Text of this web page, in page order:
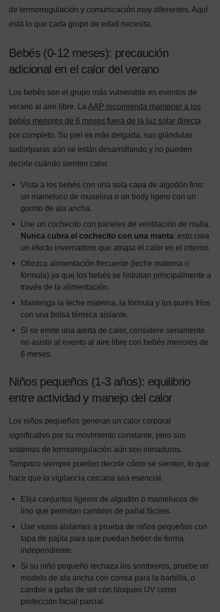
de termorregulación y comunicación muy diferentes. Aquí
está lo que cada grupo de edad necesita.
Bebés (0-12 meses): precaución
adicional en el calor del verano
Los bebés son el grupo más vulnerable en eventos de
verano al aire libre. La AAP recomienda mantener a los
bebés menores de 6 meses fuera de la luz solar directa
por completo. Su piel es más delgada, sus glándulas
sudoríparas aún se están desarrollando y no pueden
decirle cuándo sienten calor.
Vista a los bebés con una sola capa de algodón fino:
un mameluco de muselina o un body ligero con un
gorrito de ala ancha.
Use un cochecito con paneles de ventilación de malla.
Nunca cubra el cochecito con una manta: esto crea
un efecto invernadero que atrapa el calor en el interior.
Ofrezca alimentación frecuente (leche materna o
fórmula) ya que los bebés se hidratan principalmente a
través de la alimentación.
Mantenga la leche materna, la fórmula y los purés fríos
con una bolsa térmica aislante.
Si se emite una alerta de calor, considere seriamente
no asistir al evento al aire libre con bebés menores de
6 meses.
Niños pequeños (1-3 años): equilibrio
entre actividad y manejo del calor
Los niños pequeños generan un calor corporal
significativo por su movimiento constante, pero sus
sistemas de termorregulación aún son inmaduros.
Tampoco siempre pueden decirle cómo se sienten, lo que
hace que la vigilancia cercana sea esencial.
Elija conjuntos ligeros de algodón o mamelucos de
lino que permitan cambios de pañal fáciles.
Use vasos aislantes a prueba de niños pequeños con
tapa de pajita para que puedan beber de forma
independiente.
Si su niño pequeño rechaza los sombreros, pruebe un
modelo de ala ancha con correa para la barbilla, o
cambie a gafas de sol con bloqueo UV como
protección facial parcial.